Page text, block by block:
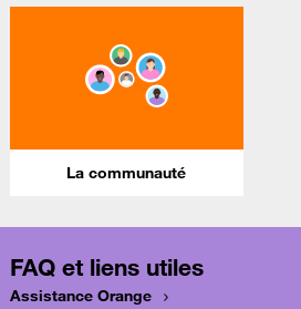
La communauté
FAQ et liens utiles
Assistance Orange